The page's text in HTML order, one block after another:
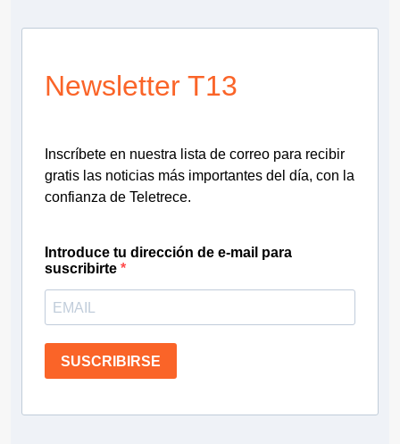
Newsletter T13
Inscríbete en nuestra lista de correo para recibir
gratis las noticias más importantes del día, con la
confianza de Teletrece.
Introduce tu dirección de e-mail para
suscribirte
SUSCRIBIRSE